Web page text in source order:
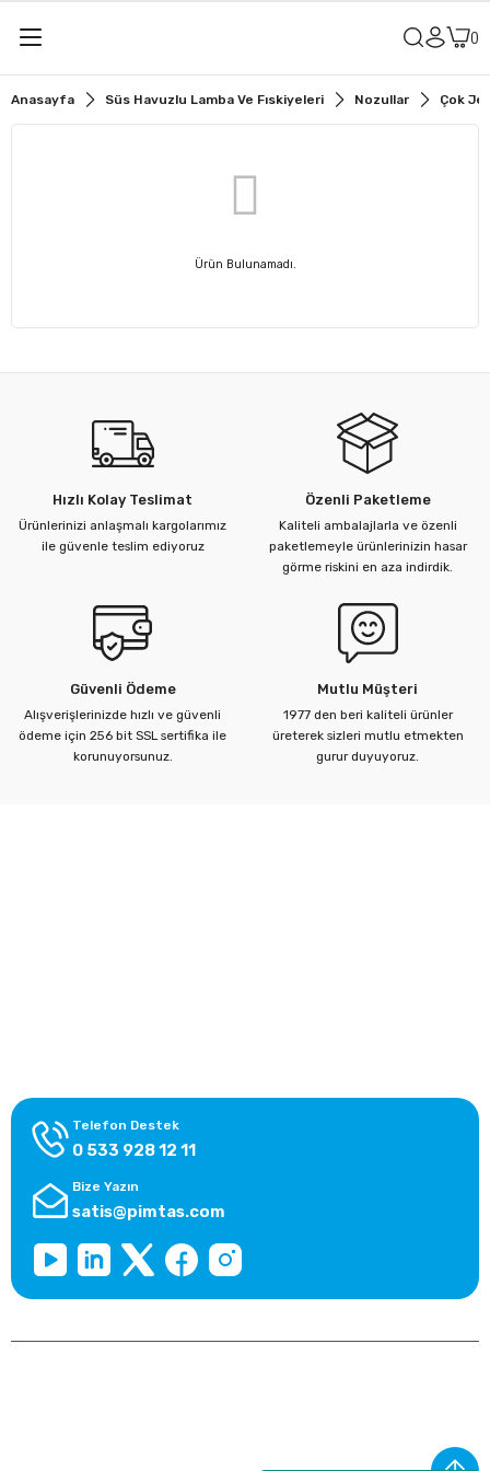
Anasayfa Süs Havuzlu Lamba Ve Fıskiyeleri Nozullar Çok
Ürün Bulunamadı.
Hızlı Kolay Teslimat
Ürünlerinizi anlaşmalı kargolarımız
ile güvenle teslim ediyoruz
Özenli Paketleme
Kaliteli ambalajlarla ve özenli
paketlemeyle ürünlerinizin hasar
görme riskini en aza indirdik.
Güvenli Ödeme
Alışverişlerinizde hızlı ve güvenli
ödeme için 256 bit SSL sertifika ile
korunuyorsunuz.
Mutlu Müşteri
1977 den beri kaliteli ürünler
üreterek sizleri mutlu etmekten
gurur duyuyoruz.
Telefon Destek
0 533 928 12 11
Bize Yazın
satis@pimtas.com